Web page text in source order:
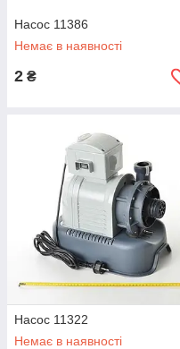
Насос 11386
Немає в наявності
2 ₴
Насос 11322
Немає в наявності